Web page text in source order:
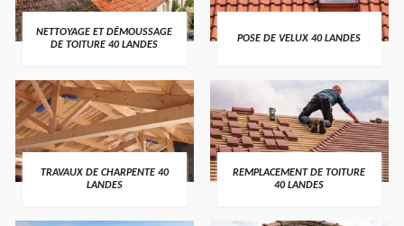
NETTOYAGE ET DÉMOUSSAGE
DE TOITURE 40 LANDES
POSE DE VELUX 40 LANDES
TRAVAUX DE CHARPENTE 40
LANDES
REMPLACEMENT DE TOITURE
40 LANDES